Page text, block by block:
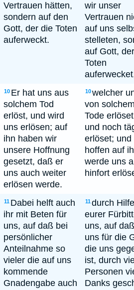
Vertrauen hätten,
sondern auf den
Gott, der die Toten
auferweckt.
wir unser
Vertrauen
auf uns
stelleten,
auf Gott,
Toten
10 Er hat uns aus
solchem Tod
erlöst, und wird
uns erlösen; auf
ihn haben wir
unsere Hoffnung
gesetzt, daß er
uns auch weiter
erlösen werde.
10welcher
von
Tode
und noch
erlöset; und
hoffen auf
werde uns
hinfort
11 Dabei helft auch
ihr mit Beten für
uns, auf daß bei
persönlicher
Anteilnahme so
vieler die auf uns
kommende
Gnadengabe auch
11durch Hilfe
eurer
uns, auf
uns für die
die uns
ist, durch
Personen
Danks